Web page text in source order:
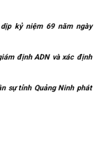
kỷ niệm 69 năm ngày
định ADN và xác định
sự tỉnh Quảng Ninh phát